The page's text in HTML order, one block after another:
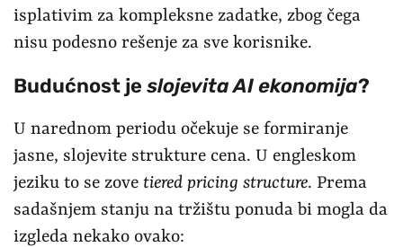
isplativim za kompleksne zadatke, zbog čega
nisu podesno rešenje za sve korisnike.
Budućnost je slojevita AI ekonomija?
U narednom periodu očekuje se formiranje
jasne, slojevite strukture cena. U engleskom
jeziku to se zove tiered pricing structure. Prema
sadašnjem stanju na tržištu ponuda bi mogla da
izgleda nekako ovako: